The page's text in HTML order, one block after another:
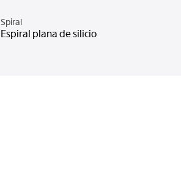
Spiral
Espiral plana de silicio